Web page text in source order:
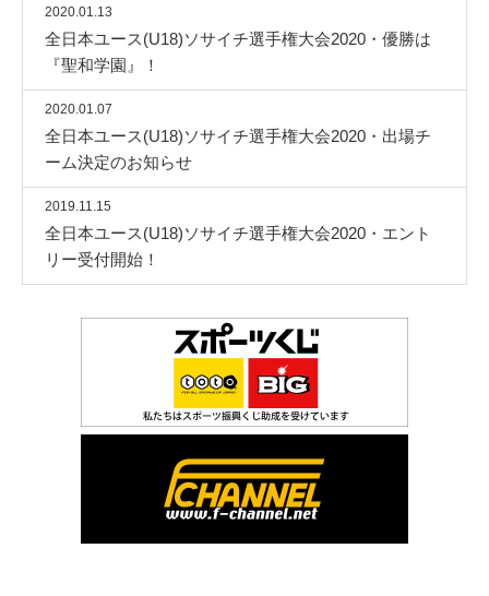
2020.01.13
全日本ユース(U18)ソサイチ選手権大会2020・優勝は
『聖和学園』！
2020.01.07
全日本ユース(U18)ソサイチ選手権大会2020・出場チ
ーム決定のお知らせ
2019.11.15
全日本ユース(U18)ソサイチ選手権大会2020・エント
リー受付開始！